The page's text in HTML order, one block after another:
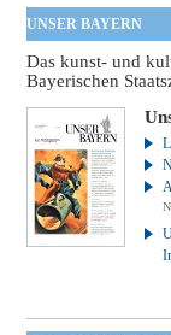
UNSER BAYERN
Das kunst- und
Bayerischen